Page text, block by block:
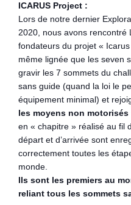
ICARUS Project :
Lors de notre dernier
2020, nous avons rencontré
fondateurs du projet «
même lignée que les seven
gravir les 7 sommets du
sans guide (quand la loi le
équipement minimal) et
les moyens non
en « chapitre » réalisé au fil
départ et d’arrivée sont
correctement toutes les
monde.
Ils sont les premiers au
reliant tous les sommets